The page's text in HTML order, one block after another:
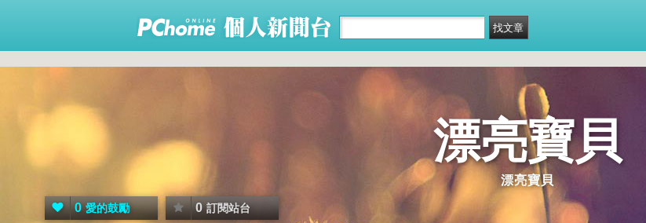
漂亮寶貝
漂亮寶貝
0 愛的鼓勵 0 訂閱站台